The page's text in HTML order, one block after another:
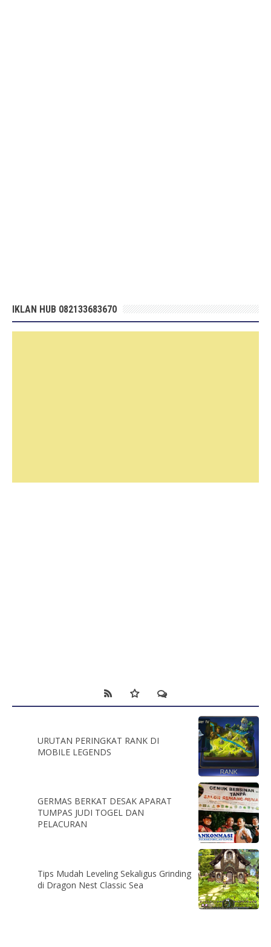
IKLAN HUB 082133683670
URUTAN PERINGKAT RANK DI
MOBILE LEGENDS
GERMAS BERKAT DESAK APARAT
TUMPAS JUDI TOGEL DAN
PELACURAN
Tips Mudah Leveling Sekaligus Grinding
di Dragon Nest Classic Sea